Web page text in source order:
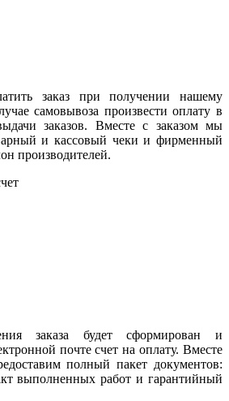
заказ при получении нашему
самовывоза произвести оплату в
заказов. Вместе с заказом мы
и кассовый чеки и фирменный
производителей.
заказа будет сформирован и
почте счет на оплату. Вместе
полный пакет документов:
выполненных работ и гарантийный